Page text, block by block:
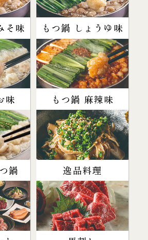
そ味 もつ鍋 しょうゆ味
味 もつ鍋 麻辣味
鍋 逸品料理